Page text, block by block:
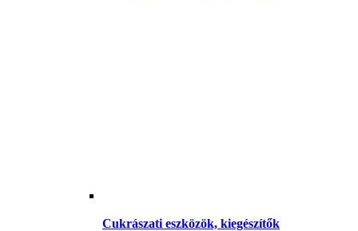
Cukrászati eszközök, kiegészítők